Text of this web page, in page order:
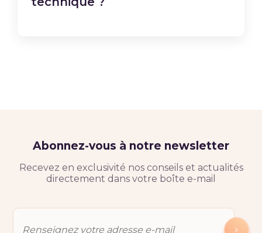
Abonnez-vous à notre newsletter
Recevez en exclusivité nos conseils et actualités
directement dans votre boîte e-mail